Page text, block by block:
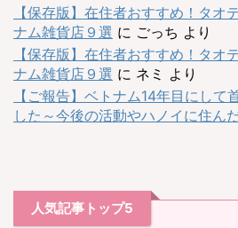
【保存版】在住者おすすめ！タオ
ナム雑貨店９選 に ごっち より
【保存版】在住者おすすめ！タオ
ナム雑貨店９選 に ネミ より
【ご報告】ベトナム14年目にして
した～今後の活動やハノイに住ん
人気記事トップ5